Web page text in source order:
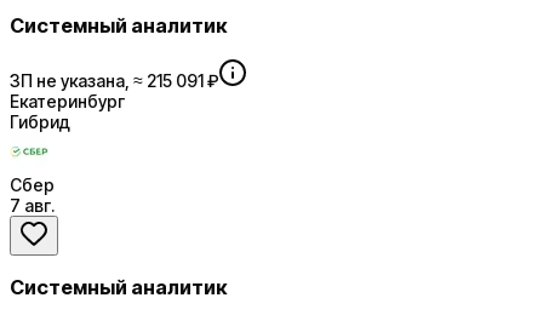
Системный аналитик
ЗП не указана, ≈ 215 091 ₽
Екатеринбург
Гибрид
Сбер
7 авг.
Системный аналитик